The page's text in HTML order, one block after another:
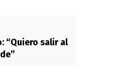
“Quiero salir al